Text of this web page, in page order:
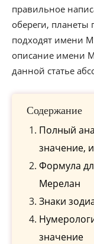
правильное
обереги, планеты
подходят имени
описание имени
данной статье
Содержание
Полный
значение,
Формула
Мерелан
Знаки
значение